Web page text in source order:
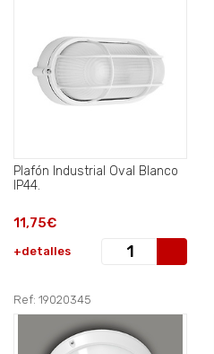
Plafón Industrial Oval Blanco
IP44.
11,75€
+detalles
Ref: 19020345